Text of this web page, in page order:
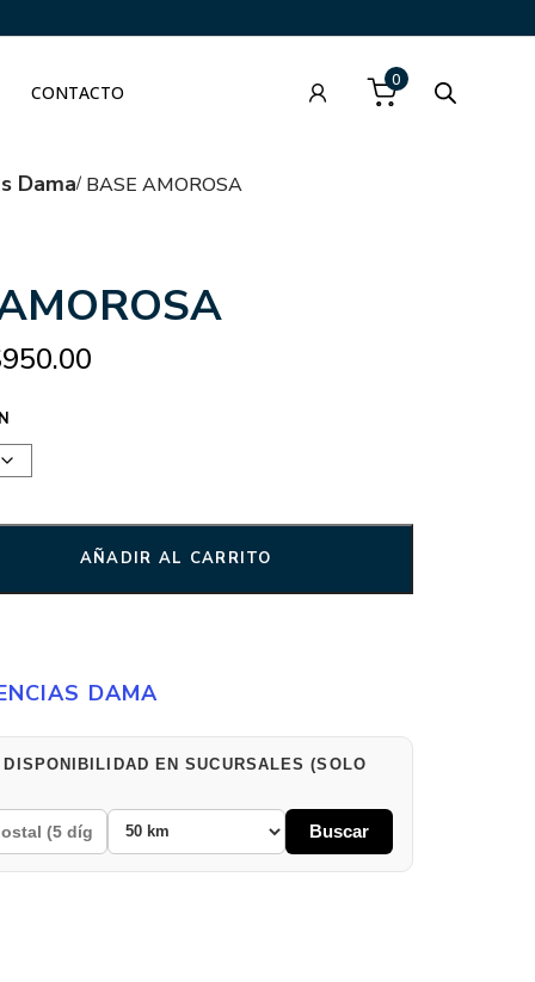
CONTACTO
0
Dama BASE AMOROSA
950.00
AÑADIR AL CARRITO
DAMA
EN SUCURSALES (SOLO
Buscar